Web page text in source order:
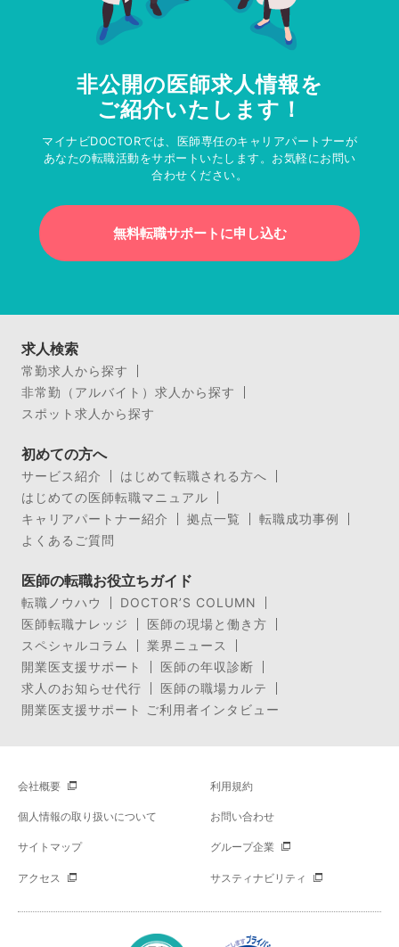
非公開の医師求人情報を
ご紹介いたします！
マイナビDOCTORでは、医師専任のキャリアパートナーが
あなたの転職活動をサポートいたします。お気軽にお問い
合わせください。
無料転職サポートに申し込む
求人検索
常勤求人から探す
非常勤（アルバイト）求人から探す
スポット求人から探す
初めての方へ
サービス紹介
はじめて転職される方へ
はじめての医師転職マニュアル
キャリアパートナー紹介
拠点一覧
転職成功事例
よくあるご質問
医師の転職お役立ちガイド
転職ノウハウ
DOCTOR’S COLUMN
医師転職ナレッジ
医師の現場と働き方
スペシャルコラム
業界ニュース
開業医支援サポート
医師の年収診断
求人のお知らせ代行
医師の職場カルテ
開業医支援サポート ご利用者インタビュー
会社概要 利用規約
個人情報の取り扱いについて お問い合わせ
サイトマップ グループ企業
アクセス サスティナビリティ